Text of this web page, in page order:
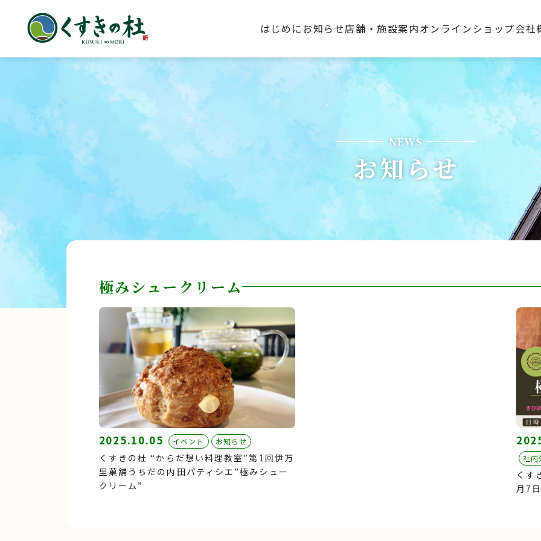
はじめにお知らせ店舗・施設案内オンラインショップ会社
NEWS
お知らせ
極みシュークリーム
2025.10.05 イベント お知らせ
くすきの杜 “からだ想い料理教室”第1回伊万
里菓舗うちだの内田パティシエ”極みシュー
クリーム”
社
くす
月7